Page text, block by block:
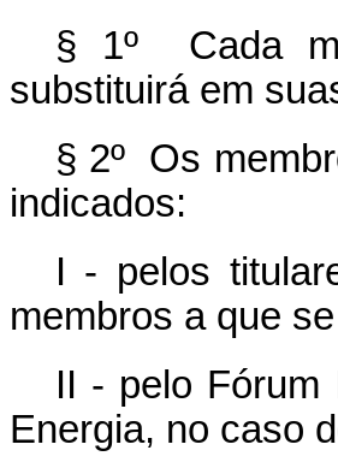
§ 1º Cada
substituirá em
§ 2º Os
indicados:
I - pelos
membros a que
II - pelo Fórum
Energia, no caso